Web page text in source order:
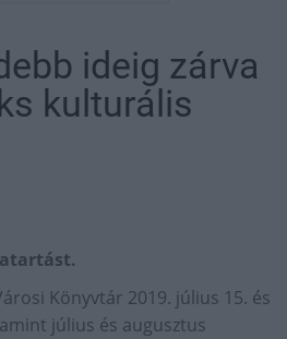
ideig zárva
kulturális
Könyvtár 2019. július 15. és
július és augusztus